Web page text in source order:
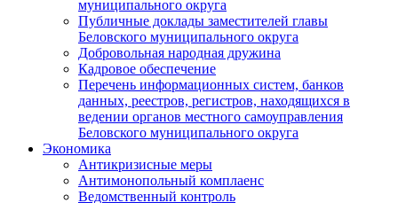
муниципального округа
Публичные доклады заместителей главы
Беловского муниципального округа
Добровольная народная дружина
Кадровое обеспечение
Перечень информационных систем, банков
данных, реестров, регистров, находящихся в
ведении органов местного самоуправления
Беловского муниципального округа
Экономика
Антикризисные меры
Антимонопольный комплаенс
Ведомственный контроль